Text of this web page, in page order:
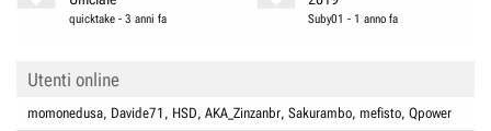
quicktake -3 anni fa Suby01 - 1 anno fa
Utenti online
momonedusa Davide71 HSD AKA_Zinzanbr Sakurambo mefisto Qpower